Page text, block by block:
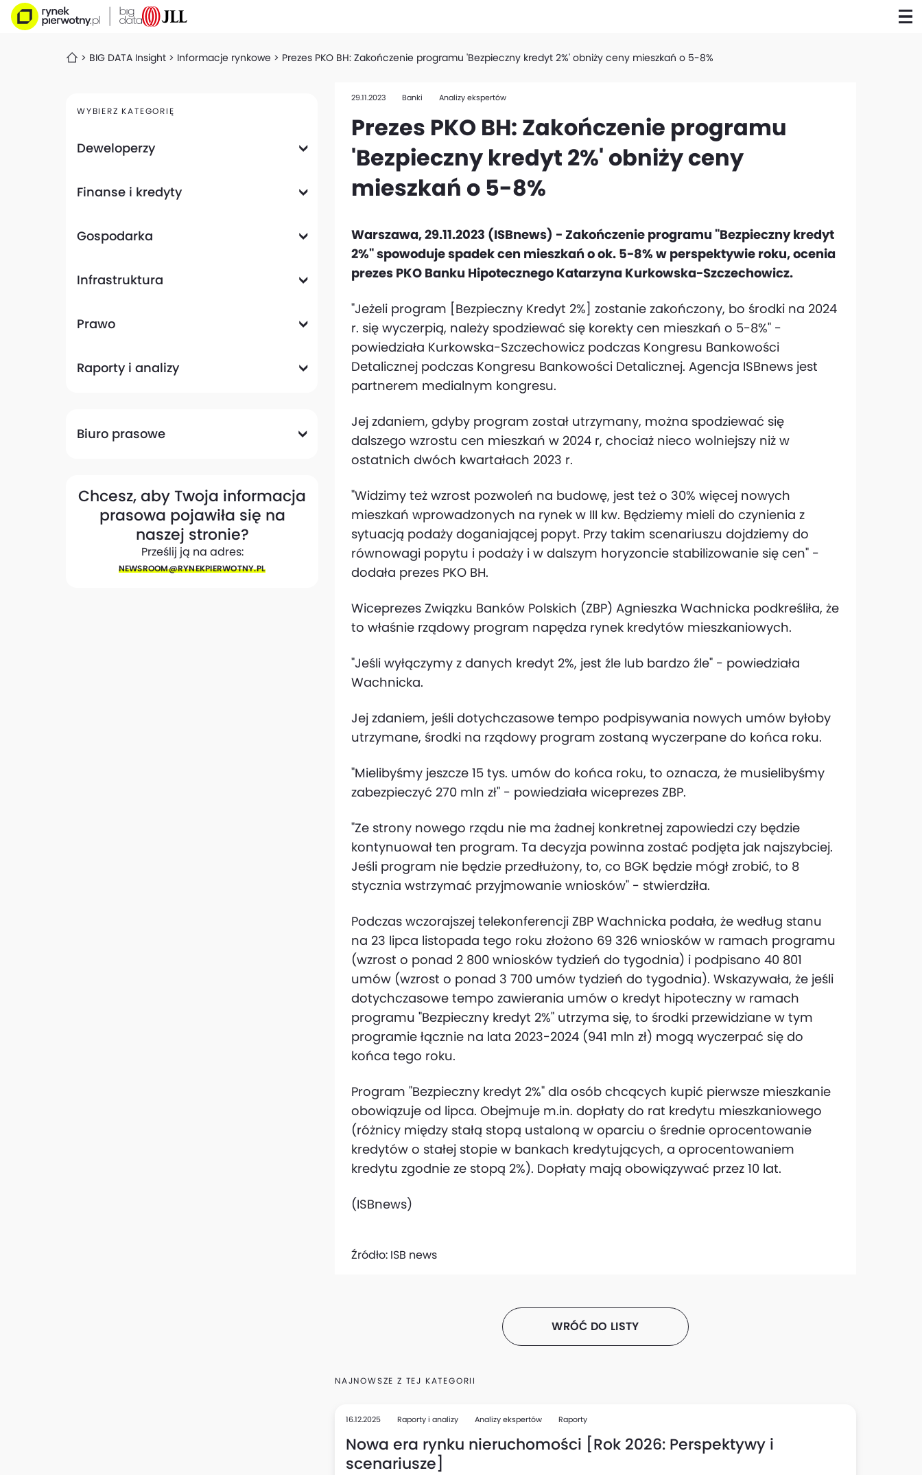
BIG DATA Insight Informacje rynkowe Prezes PKO BH: Zakończenie programu 'Bezpieczny kredyt 2%' obniży ceny mieszkań o 5-8%
WYBIERZ KATEGORIĘ
Deweloperzy
Finanse i kredyty
Gospodarka
Infrastruktura
Prawo
Raporty i analizy
Biuro prasowe
Chcesz, aby Twoja informacja
prasowa pojawiła się na
naszej stronie?
Prześlij ją na adres:
NEWSROOM@​RYNEKPIERWOTNY.PL
29.11.2023 Banki Analizy ekspertów
Prezes PKO BH: Zakończenie programu
'Bezpieczny kredyt 2%' obniży ceny
mieszkań o 5-8%
Warszawa, 29.11.2023 (ISBnews) - Zakończenie programu "Bezpieczny kredyt
2%" spowoduje spadek cen mieszkań o ok. 5-8% w perspektywie roku, ocenia
prezes PKO Banku Hipotecznego Katarzyna Kurkowska-Szczechowicz.
"Jeżeli program [Bezpieczny Kredyt 2%] zostanie zakończony, bo środki na 2024
r. się wyczerpią, należy spodziewać się korekty cen mieszkań o 5-8%" -
powiedziała Kurkowska-Szczechowicz podczas Kongresu Bankowości
Detalicznej podczas Kongresu Bankowości Detalicznej. Agencja ISBnews jest
partnerem medialnym kongresu.
Jej zdaniem, gdyby program został utrzymany, można spodziewać się
dalszego wzrostu cen mieszkań w 2024 r, chociaż nieco wolniejszy niż w
ostatnich dwóch kwartałach 2023 r.
"Widzimy też wzrost pozwoleń na budowę, jest też o 30% więcej nowych
mieszkań wprowadzonych na rynek w III kw. Będziemy mieli do czynienia z
sytuacją podaży doganiającej popyt. Przy takim scenariuszu dojdziemy do
równowagi popytu i podaży i w dalszym horyzoncie stabilizowanie się cen" -
dodała prezes PKO BH.
Wiceprezes Związku Banków Polskich (ZBP) Agnieszka Wachnicka podkreśliła, że
to właśnie rządowy program napędza rynek kredytów mieszkaniowych.
"Jeśli wyłączymy z danych kredyt 2%, jest źle lub bardzo źle" - powiedziała
Wachnicka.
Jej zdaniem, jeśli dotychczasowe tempo podpisywania nowych umów byłoby
utrzymane, środki na rządowy program zostaną wyczerpane do końca roku.
"Mielibyśmy jeszcze 15 tys. umów do końca roku, to oznacza, że musielibyśmy
zabezpieczyć 270 mln zł" - powiedziała wiceprezes ZBP.
"Ze strony nowego rządu nie ma żadnej konkretnej zapowiedzi czy będzie
kontynuował ten program. Ta decyzja powinna zostać podjęta jak najszybciej.
Jeśli program nie będzie przedłużony, to, co BGK będzie mógł zrobić, to 8
stycznia wstrzymać przyjmowanie wniosków" - stwierdziła.
Podczas wczorajszej telekonferencji ZBP Wachnicka podała, że według stanu
na 23 lipca listopada tego roku złożono 69 326 wniosków w ramach programu
(wzrost o ponad 2 800 wniosków tydzień do tygodnia) i podpisano 40 801
umów (wzrost o ponad 3 700 umów tydzień do tygodnia). Wskazywała, że jeśli
dotychczasowe tempo zawierania umów o kredyt hipoteczny w ramach
programu "Bezpieczny kredyt 2%" utrzyma się, to środki przewidziane w tym
programie łącznie na lata 2023-2024 (941 mln zł) mogą wyczerpać się do
końca tego roku.
Program "Bezpieczny kredyt 2%" dla osób chcących kupić pierwsze mieszkanie
obowiązuje od lipca. Obejmuje m.in. dopłaty do rat kredytu mieszkaniowego
(różnicy między stałą stopą ustaloną w oparciu o średnie oprocentowanie
kredytów o stałej stopie w bankach kredytujących, a oprocentowaniem
kredytu zgodnie ze stopą 2%). Dopłaty mają obowiązywać przez 10 lat.
(ISBnews)
Źródło: ISB news
WRÓĆ DO LISTY
NAJNOWSZE Z TEJ KATEGORII
16.12.2025 Raporty i analizy Analizy ekspertów Raporty
Nowa era rynku nieruchomości [Rok 2026: Perspektywy i
scenariusze]